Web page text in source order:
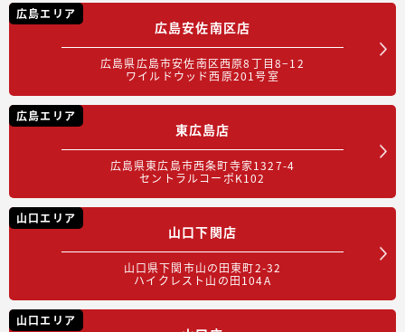
広島エリア
広島安佐南区店
広島県広島市安佐南区西原8丁目8−12
ワイルドウッド西原201号室
広島エリア
東広島店
広島県東広島市西条町寺家1327-4
セントラルコーポK102
山口エリア
山口下関店
山口県下関市山の田東町2-32
ハイクレスト山の田104A
山口エリア